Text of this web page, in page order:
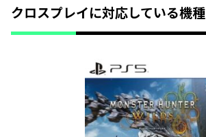
クロスプレイに対応している機種